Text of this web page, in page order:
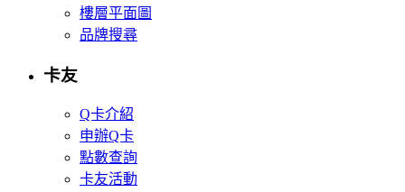
樓層平面圖
品牌搜尋
卡友
Q卡介紹
申辦Q卡
點數查詢
卡友活動